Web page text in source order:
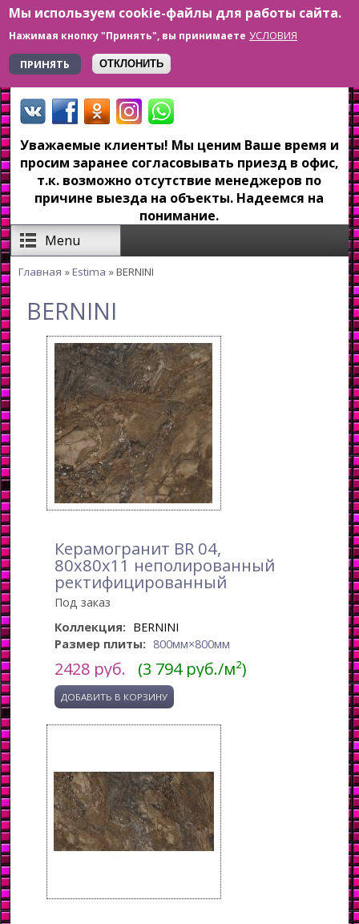
Мы используем cookie-файлы для работы сайта.
Нажимая кнопку "Принять", вы принимаете УСЛОВИЯ
ПРИНЯТЬ
ОТКЛОНИТЬ
Перейти к основному содержанию
+7 923 179-6-279
Уважаемые клиенты! Мы ценим Ваше время и
просим заранее согласовывать приезд в офис,
т.к. возможно отсутствие менеджеров по
причине выезда на объекты. Надеемся на
понимание.
Menu
Главная »Estima » BERNINI
BERNINI
Керамогранит BR 04,
80x80x11 неполированный
ректифицированный
Под заказ
Коллекция: BERNINI
Размер плиты: 800мм×800мм
2428 руб. (3 794 руб./м²)